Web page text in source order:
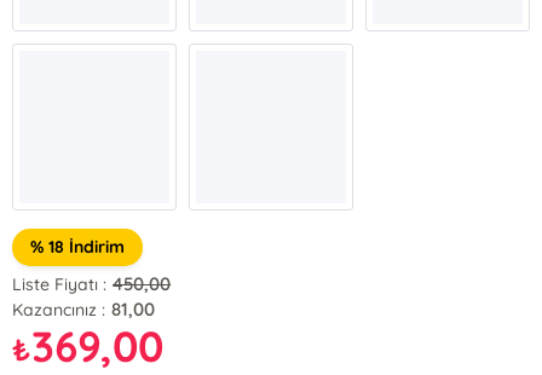
% 18 İndirim
Liste Fiyatı : 450,00
Kazancınız : 81,00
₺369,00